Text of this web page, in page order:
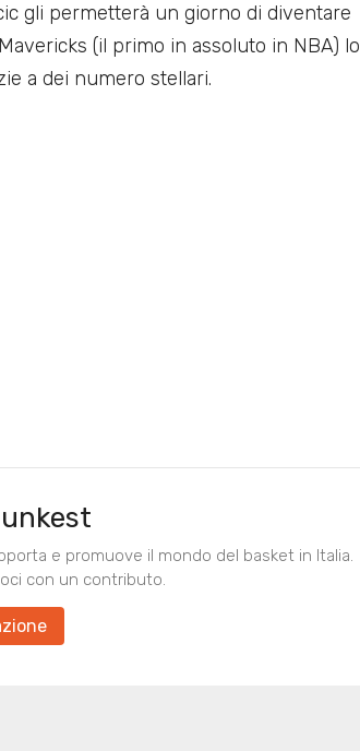
gli permetterà un giorno di diventare
(il primo in assoluto in NBA) lo
a dei numero stellari.
e promuove il mondo del basket in Italia.
con un contributo.